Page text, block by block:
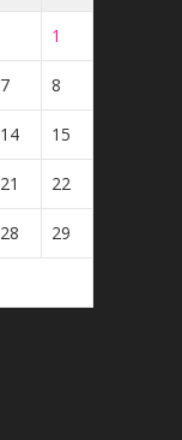
1
7 8
14 15
21 22
28 29